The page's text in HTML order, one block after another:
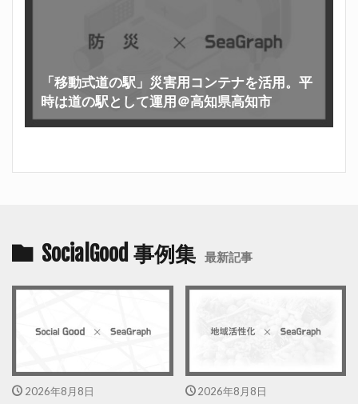
「移動式道の駅」災害用コンテナを活用。平
時は道の駅として運用＠高知県高知市
SocialGood 事例集 最新記事
2026年8月8日 2026年8月8日